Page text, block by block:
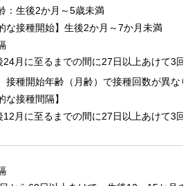
：生後2か月～5歳未満
な接種開始】生後2か月～7か月未満
24月に至るまでの間に27日以上あけて3回
接種開始年齢（月齢）で接種回数が異な
な接種間隔】
12月に至るまでの間に27日以上あけて3回